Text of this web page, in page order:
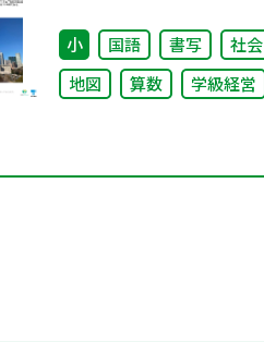
小 国語 書写
社会
地図
算数 学級経営